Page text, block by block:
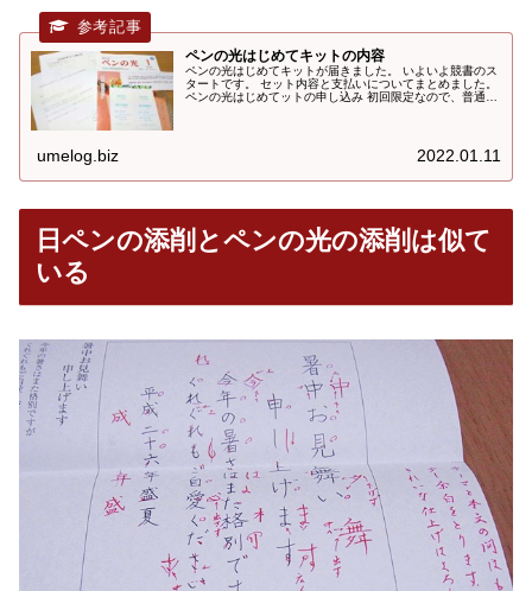
ペンの光はじめてキットの内容
ペンの光はじめてキットが届きました。 いよいよ競書のス
タートです。 セット内容と支払いについてまとめました。
ペンの光はじめてットの申し込み 初回限定なので、普通に
umelog.biz 2022.01.11
日ペンの添削とペンの光の添削は似て
いる